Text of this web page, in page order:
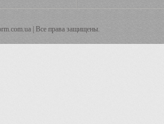
| Все права защищены.